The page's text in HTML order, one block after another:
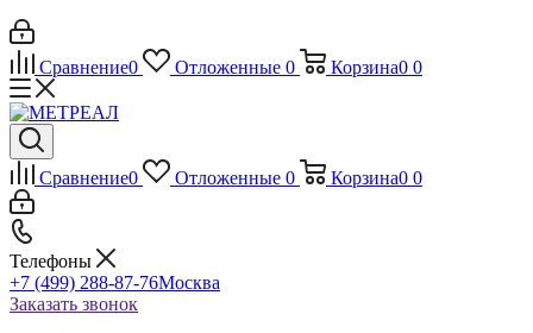
Сравнение0 Отложенные 0 Корзина0 0
Сравнение0 Отложенные 0 Корзина0 0
Телефоны
+7 (499) 288-87-76Москва
Заказать звонок